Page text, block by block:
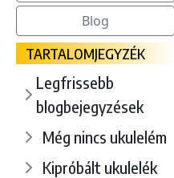
Blog
TARTALOMJEGYZÉK
Legfrissebb
blogbejegyzések
Még nincs ukulelém
Kipróbált ukulelék